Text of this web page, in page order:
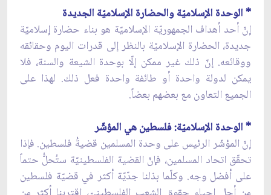
* الوحدة الإسلاميّة والحضارة الإسلاميّة الجديدة
إنّ أحد أهداف الجمهوريّة الإسلاميّة هو بناء حضارة إسلاميّة
جديدة، الحضارة الإسلاميّة بالنظر إلى قدرات اليوم وحقائقه
ووقائعه. إنّ ذلك غير ممكن إلّا بوحدة الشيعة والسنة، فلا
يمكن لدولة واحدة أو طائفة واحدة فعل ذلك. لهذا على
الجميع التعاون مع بعضهم بعضاً.
* الوحدة الإسلاميّة: فلسطين هي المؤشّر
إنّ المؤشّر الرئيس على وحدة المسلمين قضيةُ فلسطين. فإذا
تحقّق اتحاد المسلمين، فإنّ القضية الفلسطينيّة ستُحلُّ حتماً
على أفضل وجه. وكلّما بذلنا جدّيّة أكثر في قضيّة فلسطين